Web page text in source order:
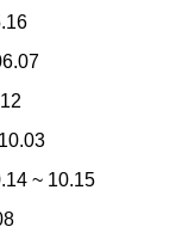
~ 10.15